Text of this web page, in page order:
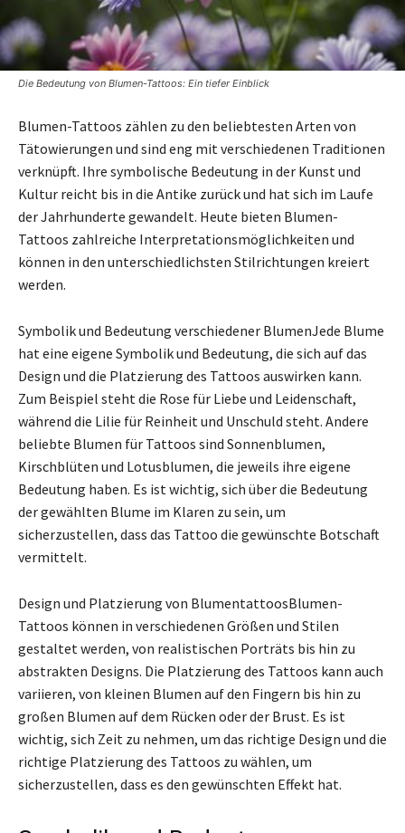
Die Bedeutung von Blumen-Tattoos: Ein tiefer Einblick
Blumen-Tattoos zählen zu den beliebtesten Arten von
Tätowierungen und sind eng mit verschiedenen Traditionen
verknüpft. Ihre symbolische Bedeutung in der Kunst und
Kultur reicht bis in die Antike zurück und hat sich im Laufe
der Jahrhunderte gewandelt. Heute bieten Blumen-
Tattoos zahlreiche Interpretationsmöglichkeiten und
können in den unterschiedlichsten Stilrichtungen kreiert
werden.
Symbolik und Bedeutung verschiedener BlumenJede Blume
hat eine eigene Symbolik und Bedeutung, die sich auf das
Design und die Platzierung des Tattoos auswirken kann.
Zum Beispiel steht die Rose für Liebe und Leidenschaft,
während die Lilie für Reinheit und Unschuld steht. Andere
beliebte Blumen für Tattoos sind Sonnenblumen,
Kirschblüten und Lotusblumen, die jeweils ihre eigene
Bedeutung haben. Es ist wichtig, sich über die Bedeutung
der gewählten Blume im Klaren zu sein, um
sicherzustellen, dass das Tattoo die gewünschte Botschaft
vermittelt.
Design und Platzierung von BlumentattoosBlumen-
Tattoos können in verschiedenen Größen und Stilen
gestaltet werden, von realistischen Porträts bis hin zu
abstrakten Designs. Die Platzierung des Tattoos kann auch
variieren, von kleinen Blumen auf den Fingern bis hin zu
großen Blumen auf dem Rücken oder der Brust. Es ist
wichtig, sich Zeit zu nehmen, um das richtige Design und die
richtige Platzierung des Tattoos zu wählen, um
sicherzustellen, dass es den gewünschten Effekt hat.